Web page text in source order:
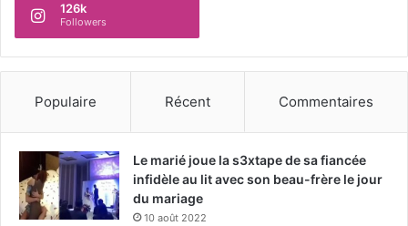
126k
Followers
Populaire Récent Commentaires
Le marié joue la s3xtape de sa fiancée
infidèle au lit avec son beau-frère le jour
du mariage
10 août 2022